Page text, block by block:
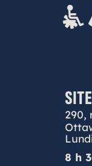
290,
8 h